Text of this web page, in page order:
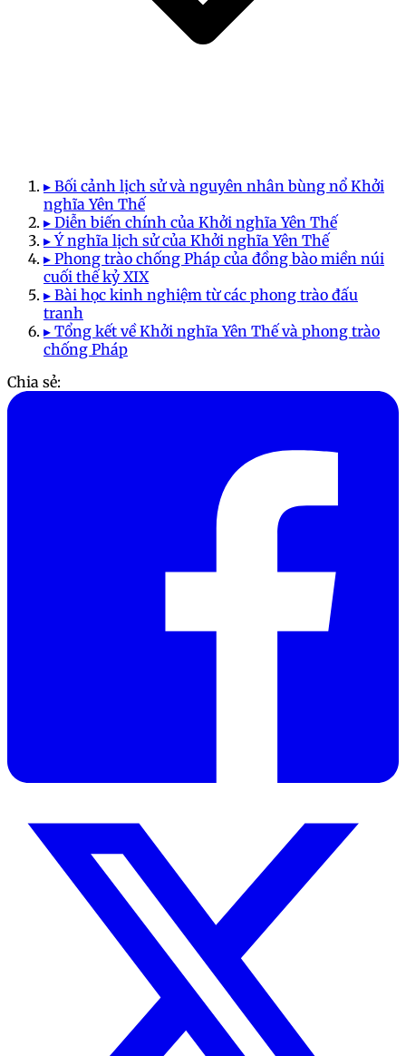
▸ Bối cảnh lịch sử và nguyên nhân bùng nổ Khởi
nghĩa Yên Thế
▸ Diễn biến chính của Khởi nghĩa Yên Thế
▸ Ý nghĩa lịch sử của Khởi nghĩa Yên Thế
▸ Phong trào chống Pháp của đồng bào miền núi
cuối thế kỷ XIX
▸ Bài học kinh nghiệm từ các phong trào đấu
tranh
▸ Tổng kết về Khởi nghĩa Yên Thế và phong trào
chống Pháp
Chia sẻ: